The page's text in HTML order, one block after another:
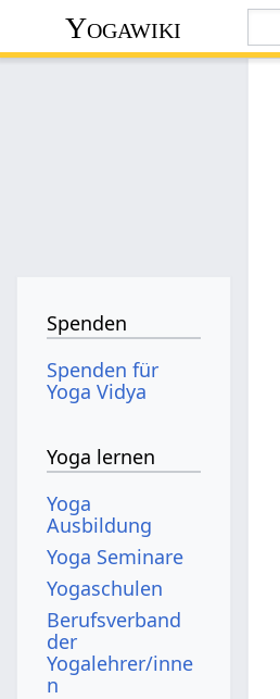
Yogawiki
Spenden
Spenden für
Yoga Vidya
Yoga lernen
Yoga
Ausbildung
Yoga Seminare
Yogaschulen
Berufsverband
der
Yogalehrer/inne
n